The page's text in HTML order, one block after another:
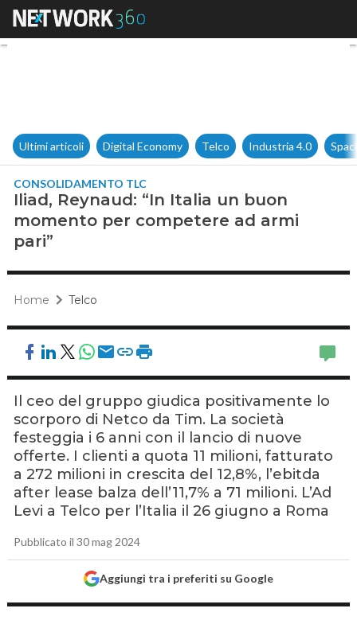
Iliad, Reynaud: “In Italia un
Ultimi articoli Digital Economy Telco Industria 4.0
CONSOLIDAMENTO TLC
Iliad, Reynaud: “In Italia un buon
momento per competere ad armi
pari”
Home Telco
Il ceo del gruppo giudica positivamente lo
scorporo di Netco da Tim. La società
festeggia i 6 anni con il lancio di nuove
offerte. I clienti a quota 11 milioni, fatturato
a 272 milioni in crescita del 12,8%, l’ebitda
after lease balza dell’11,7% a 71 milioni. L’Ad
Levi a Telco per l’Italia il 26 giugno a Roma
Pubblicato il 30 mag 2024
Aggiungi tra i preferiti su Google